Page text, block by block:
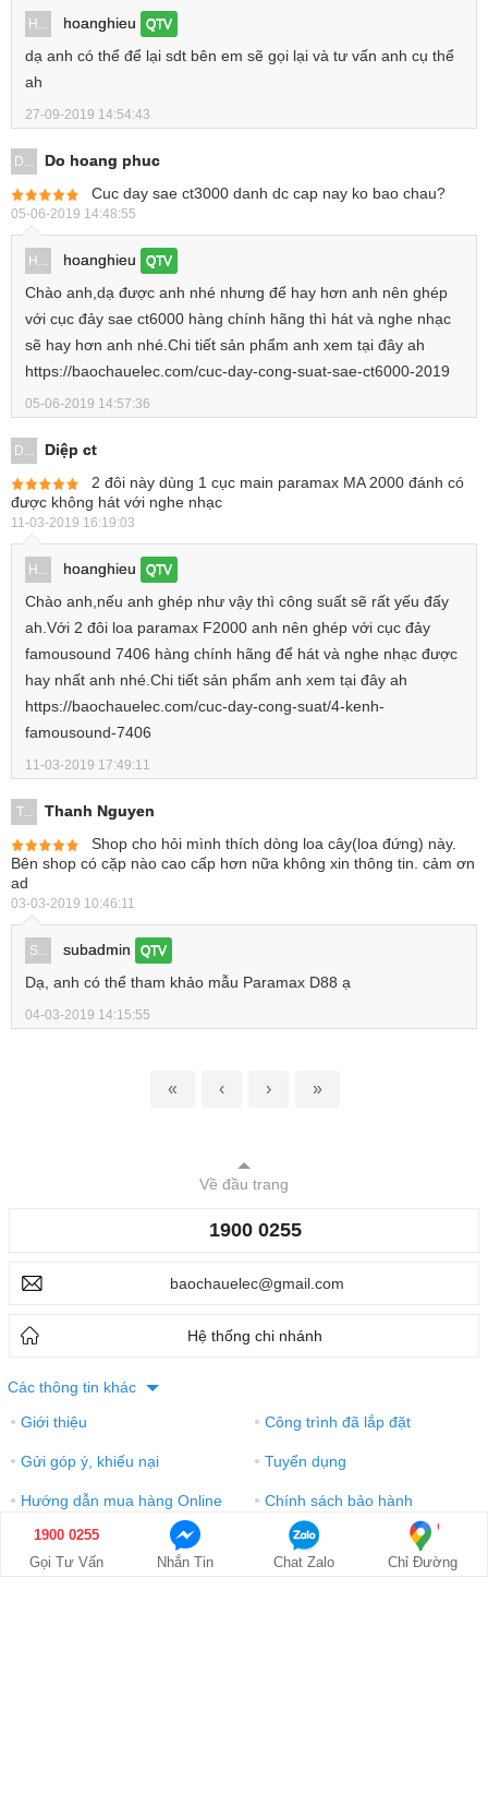
H... hoanghieu QTV
dạ anh có thể để lại sdt bên em sẽ gọi lại và tư vấn anh cụ thể
ah
27-09-2019 14:54:43
D...
Do hoang phuc
Cuc day sae ct3000 danh dc cap nay ko bao chau?
05-06-2019 14:48:55
H... hoanghieu QTV
Chào anh,dạ được anh nhé nhưng để hay hơn anh nên ghép
với cục đảy sae ct6000 hàng chính hãng thì hát và nghe nhạc
sẽ hay hơn anh nhé.Chi tiết sản phẩm anh xem tại đây ah
https://baochauelec.com/cuc-day-cong-suat-sae-ct6000-2019
05-06-2019 14:57:36
D...
Diệp ct
2 đôi này dùng 1 cục main paramax MA 2000 đánh có
được không hát với nghe nhạc
11-03-2019 16:19:03
H... hoanghieu QTV
Chào anh,nếu anh ghép như vậy thì công suất sẽ rất yếu đấy
ah.Với 2 đôi loa paramax F2000 anh nên ghép với cục đảy
famousound 7406 hàng chính hãng để hát và nghe nhạc được
hay nhất anh nhé.Chi tiết sản phẩm anh xem tại đây ah
https://baochauelec.com/cuc-day-cong-suat/4-kenh-
famousound-7406
11-03-2019 17:49:11
T...
Thanh Nguyen
Shop cho hỏi mình thích dòng loa cây(loa đứng) này.
Bên shop có cặp nào cao cấp hơn nữa không xin thông tin. cảm ơn
ad
03-03-2019 10:46:11
S... subadmin QTV
Dạ, anh có thể tham khảo mẫu Paramax D88 ạ
04-03-2019 14:15:55
« ‹ › »
1900 0255
Về đầu trang
1900 0255
baochauelec@gmail.com
Hệ thống chi nhánh
Các thông tin khác
● Giới thiệu ● Công trình đã lắp đặt
● Gửi góp ý, khiếu nại ● Tuyển dụng
● Hướng dẫn mua hàng Online ● Chính sách bảo hành
Chính sách đổi trả Hướng dẫn Thanh toán
1900 0255
Gọi Tư Vấn
Nhắn Tin Chat Zalo Chỉ Đường